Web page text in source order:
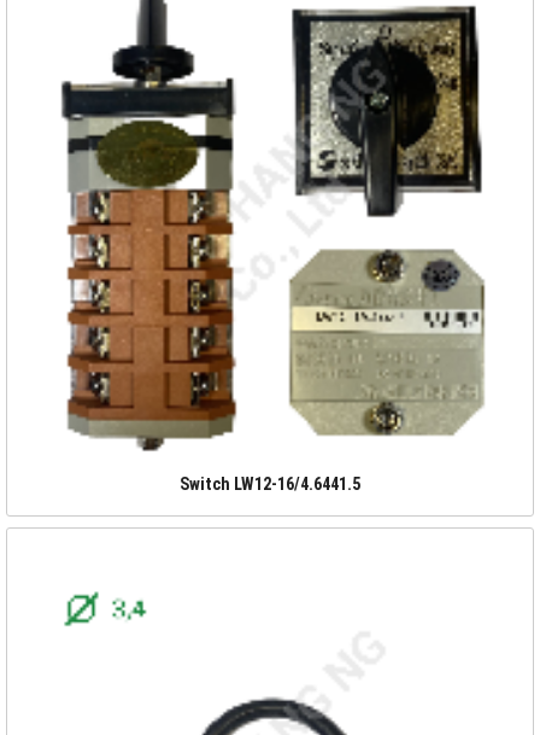
Switch LW12-16/4.6441.5